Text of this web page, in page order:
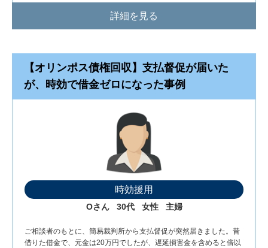
詳細を見る
【オリンポス債権回収】支払督促が届いた
が、時効で借金ゼロになった事例
時効援用
Oさん 30代 女性 主婦
ご相談者のもとに、簡易裁判所から支払督促が突然届きました。昔
借りた借金で、元金は20万円でしたが、遅延損害金を含めると倍以